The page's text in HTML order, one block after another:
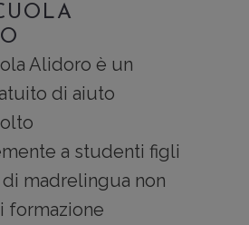
Alidoro è un
di aiuto
a studenti figli
madrelingua non
formazione